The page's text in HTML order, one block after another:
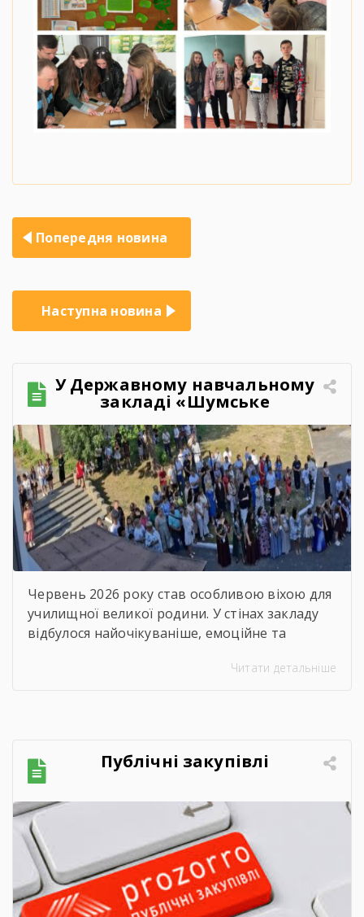
Навігація
записів
Попередня новина
Наступна новина
У Державному навчальному
закладі «Шумське
професійно-технічне
училище» відбувся
зворушливий випускний
захід – 2026
Червень 2026 року став особливою віхою для
училищної великої родини. У стінах закладу
відбулося найочікуваніше, емоційне та
Цього дня ми офіційно провели у доросле
своєї мети. Урочиста подія розпочалася з
хвилини мовчання. Схиливши голови, […]
Читати детальніше
Публічні закупівлі